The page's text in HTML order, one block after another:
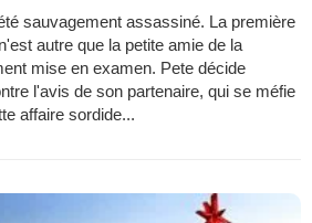
sauvagement assassiné. La première
autre que la petite amie de la
mise en examen. Pete décide
l'avis de son partenaire, qui se méfie
affaire sordide...